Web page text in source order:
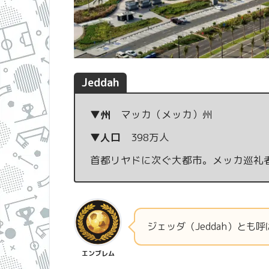
Jeddah
▼州 マッカ（メッカ）州
▼人口 398万人
首都リヤドに次ぐ大都市。メッカ巡
エンブレム
ジェッダ（Jeddah）とも